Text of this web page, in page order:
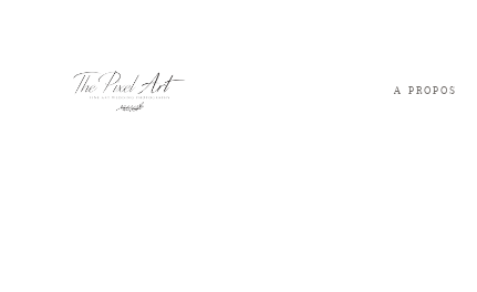
A PROPOS